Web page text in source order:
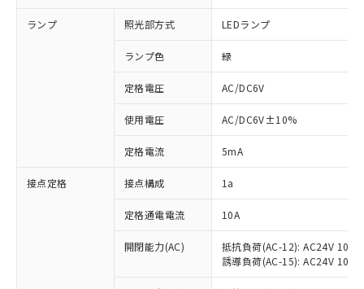
ランプ 照光部方式 LEDランプ
ランプ色 緑
定格電圧 AC/DC6V
使用電圧 AC/DC6V±10%
定格電流 5mA
接点定格 接点構成 1a
定格通電電流 10A
開閉能力(AC)
抵抗負荷(AC-12): AC24V 10A/
誘導負荷(AC-15): AC24V
以下の条件をお読みいただき、同意のうえ
本サービスは、当社制御機器事業取扱
商品の当社在庫状況および標準価格
(税抜)を提供させていただくもので
当社制御機器事業取扱商品の中には、
本サービスの対象外となる商品もある
非含有に対応した製品が提供可能な商品で
対応予定：EU RoHS指令（10物質）の非含
有に対応した製品に切り替える予定のある
対応予定なし：EU RoHS指令（10物質）の
非含有に非対応の商品で、対応品を出す予
調査・確認中：EU RoHS指令（10物質）の
非含有の対応状況を調査中または確認中の
非該当品：ライセンス料など無形物で、有
害物質有無と関係のない商品です。
仕入先様の事情により、非含有部品として
「○」：最大均質材料含有率が中国RoHSの
基準値以下であることを示します。
「×」：最大均質材料含有率が中国RoHSの